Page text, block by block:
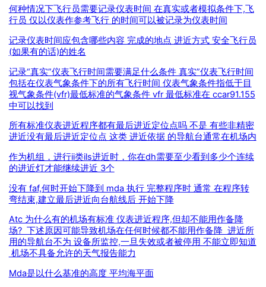
何种情况下飞行员需要记录仪表时间 在真实或者模拟条件下,飞
行员 仅以仪表作参考飞行 的时间可以被记录为仪表时间
记录仪表时间应包含哪些内容 完成的地点 进近方式 安全飞行员
(如果有的话)的姓名
记录“真实”仪表飞行时间需要满足什么条件 真实”仪表飞行时间
包括在仪表气象条件下的所有飞行时间 仪表气象条件指低于目
视气象条件(vfr)最低标准的气象条件 vfr 最低标准在 ccar91.155
中可以找到
所有标准仪表进近程序都有最后进近定位点吗 不是 有些非精密
进近没有最后进近定位点 这类 进近依据 的导航台通常在机场内
作为机组，进行ii类ils进近时，你在dh需要至少看到多少个连续
的进近灯才能继续进近 3个
没有 faf,何时开始下降到 mda 执行 完整程序时 通常 在程序转
弯结束,建立最后进近向台航线后 开始下降
Atc 为什么有的机场有标准 仪表进近程序,但却不能用作备降
场? 下述原因可能导致机场在任何时候都不能用作备降 进近所
用的导航台不为 设备所监控,一旦失效或者被停用 不能立即知道
机场不具备允许的天气报告能力
Mda是以什么基准的高度 平均海平面